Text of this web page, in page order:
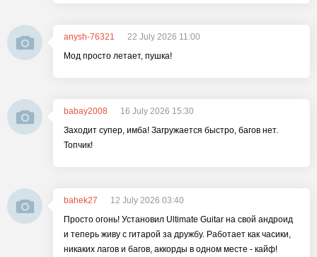
anysh-76321
22 July 2026 11:00
Мод просто летает, пушка!
babay2008
16 July 2026 15:30
Заходит супер, имба! Загружается быстро, багов нет.
Топчик!
bahek27
12 July 2026 03:40
Просто огонь! Установил Ultimate Guitar на свой андроид
и теперь живу с гитарой за дружбу. Работает как часики,
никаких лагов и багов, аккорды в одном месте - кайф!